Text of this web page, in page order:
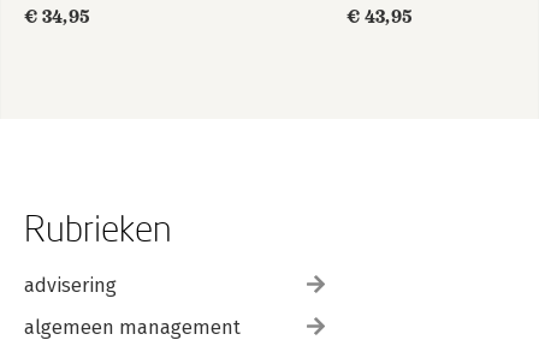
€ 34,95
€ 43,95
Rubrieken
advisering
algemeen management